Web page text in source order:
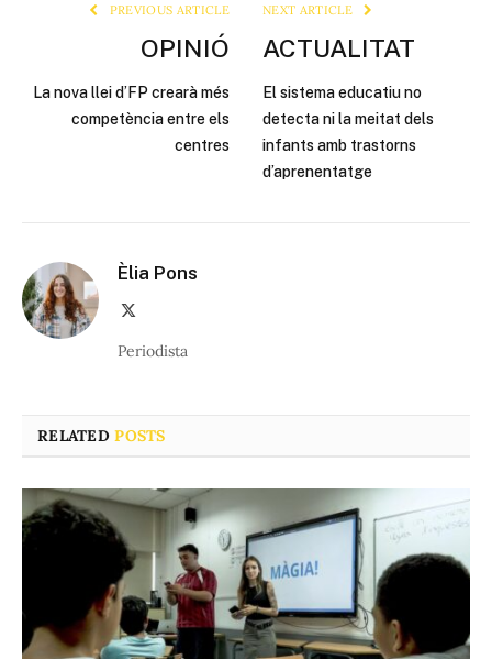
PREVIOUS ARTICLE
OPINIÓ
La nova llei d’FP crearà més
competència entre els
centres
NEXT ARTICLE
ACTUALITAT
El sistema educatiu no
detecta ni la meitat dels
infants amb trastorns
d’aprenentatge
Èlia Pons
Periodista
RELATEDPOSTS